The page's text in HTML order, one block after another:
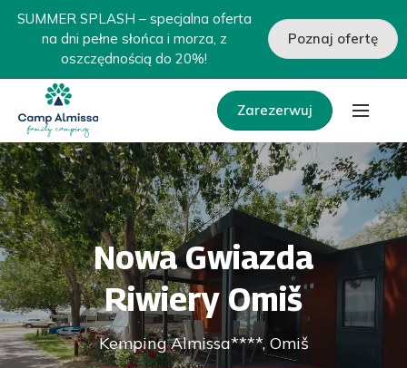
SUMMER SPLASH – specjalna oferta
na dni pełne słońca i morza, z
oszczędnością do 20%!
Poznaj ofertę
Zarezerwuj
Nowa Gwiazda
Riwiery Omiš
Kemping Almissa****, Omiš